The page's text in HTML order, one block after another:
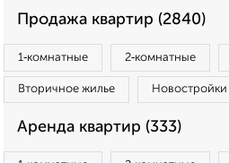
Продажа квартир (2840)
1‑комнатные 2‑комнатные
Вторичное жилье Новостройки
Аренда квартир (333)